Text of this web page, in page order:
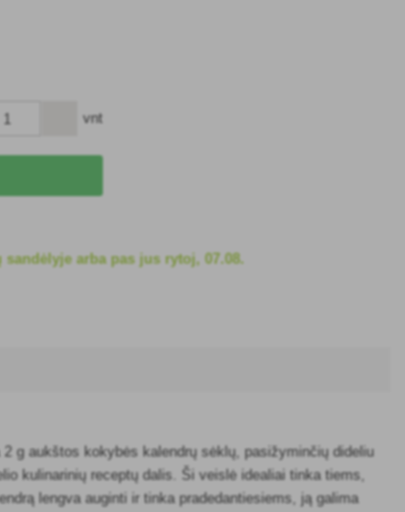
vnt
arba pas jus rytoj, 07.08.
g aukštos kokybės kalendrų sėklų, pasižyminčių dideliu
kulinarinių receptų dalis. Ši veislė idealiai tinka tiems,
lengva auginti ir tinka pradedantiesiems, ją galima